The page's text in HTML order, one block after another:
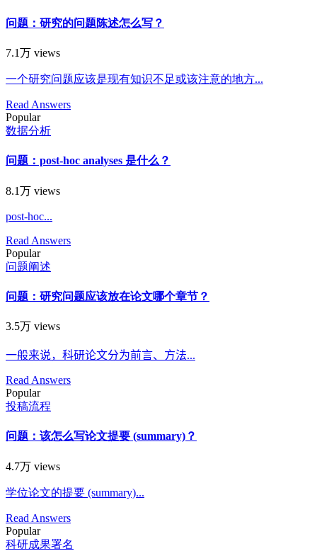
问题：研究的问题陈述怎么写？
7.1万 views
一个研究问题应该是现有知识不足或该注意的地方...
Read Answers
Popular
数据分析
问题：post-hoc analyses 是什么？
8.1万 views
post-hoc...
Read Answers
Popular
问题阐述
问题：研究问题应该放在论文哪个章节？
3.5万 views
一般来说，科研论文分为前言、方法...
Read Answers
Popular
投稿流程
问题：该怎么写论文提要 (summary)？
4.7万 views
学位论文的提要 (summary)...
Read Answers
Popular
科研成果署名